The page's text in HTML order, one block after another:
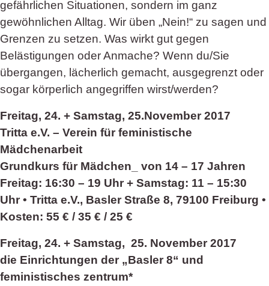
gefährlichen Situationen, sondern im ganz
gewöhnlichen Alltag. Wir üben „Nein!“ zu sagen und
Grenzen zu setzen. Was wirkt gut gegen
Belästigungen oder Anmache? Wenn du/Sie
übergangen, lächerlich gemacht, ausgegrenzt oder
sogar körperlich angegriffen wirst/werden?
Freitag, 24. + Samstag, 25.November 2017
Tritta e.V. – Verein für feministische
Mädchenarbeit
Grundkurs für Mädchen_ von 14 – 17 Jahren
Freitag: 16:30 – 19 Uhr + Samstag: 11 – 15:30
Uhr • Tritta e.V., Basler Straße 8, 79100 Freiburg •
Kosten: 55 € / 35 € / 25 €
Freitag, 24. + Samstag, 25. November 2017
die Einrichtungen der „Basler 8“ und
feministisches zentrum*